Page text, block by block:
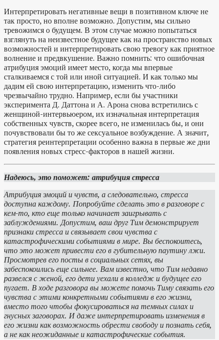
Интерпретировать негативные вещи в позитивном ключе не
так просто, но вполне возможно. Допустим, мы сильно
тревожимся о будущем. В этом случае можно попытаться
взглянуть на неизвестное будущее как на пространство новых
возможностей и интерпретировать свою тревогу как приятное
волнение и предвкушение. Важно помнить: что ошибочная
атрибуция эмоций имеет место, когда мы впервые
сталкиваемся с той или иной ситуацией. И как только мы
дадим ей свою интерпретацию, изменить что-либо
чрезвычайно трудно. Например, если бы участники
эксперимента Д. Даттона и А. Арона снова встретились с
женщиной-интервьюером, их изначальная интерпретация
собственных чувств, скорее всего, не изменилась бы, и они
почувствовали бы то же сексуальное возбуждение. А значит,
стратегия реинтерпретации особенно важна в первые же дни
появления новых стресс-факторов в нашей жизни.
Надеюсь, это поможет: атрибуция стресса
Атрибуция эмоций и чувств, а следовательно, стресса
доступна каждому. Попробуйте сделать это в разговоре с
кем-то, кто еще только начинает заигрывать с
заблуждениями. Допустим, ваш друг Тим демонстрирует
признаки стресса и связывает свои чувства с
катастрофическими событиями в мире. Вы беспокоитесь,
что это может привести его в губительную паутину лжи.
Просмотрев его посты в социальных сетях, вы
забеспокоились еще сильнее. Вам известно, что Тим недавно
развелся с женой, его дети уехали в колледж и будущее его
пугает. В ходе разговора вы можете помочь Тиму связать его
чувства с этими конкретными событиями в его жизни,
вместо того чтобы фокусироваться на темных силах и
гнусных заговорах. И даже интерпретировать изменения в
его жизни как возможность обрести свободу и познать себя,
а не как неожиданные и катастрофические события.